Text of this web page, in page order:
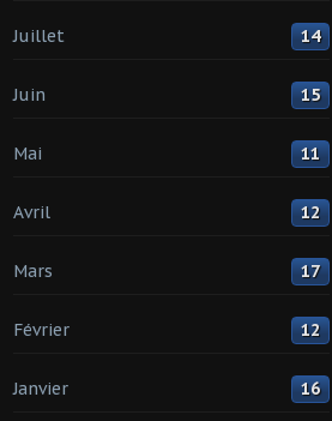
Juillet 14
Juin 15
Mai 11
Avril 12
Mars 17
Février 12
Janvier 16